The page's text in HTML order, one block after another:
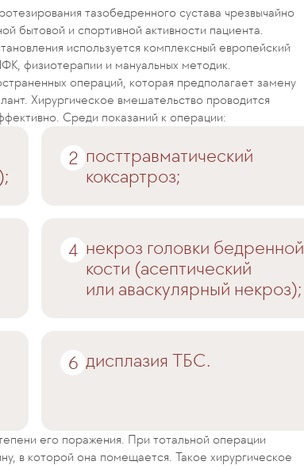
тазобедренного сустава чрезвычайно
бытовой и спортивной активности пациента.
используется комплексный европейский
физиотерапии и мануальных методик.
операций, которая предполагает замену
Хирургическое вмешательство проводится
Среди показаний к операции:
посттравматический
коксартроз;
некроз головки бедренной
кости (асептический
или аваскулярный некроз);
дисплазия ТБС.
его поражения. При тотальной операции
в которой она помещается. Такое хирургическое